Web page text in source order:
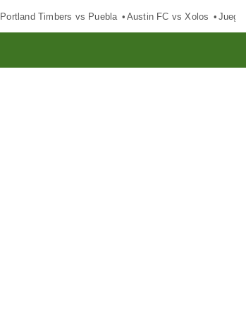
Portland Timbers vs Puebla Austin FC vs Xolos